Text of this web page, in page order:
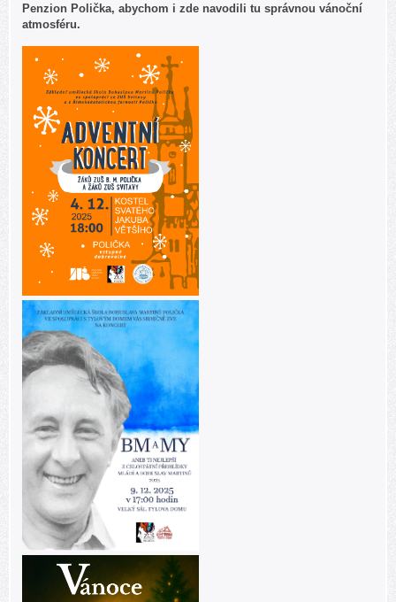
Penzion Polička, abychom i zde navodili tu správnou vánoční
atmosféru.